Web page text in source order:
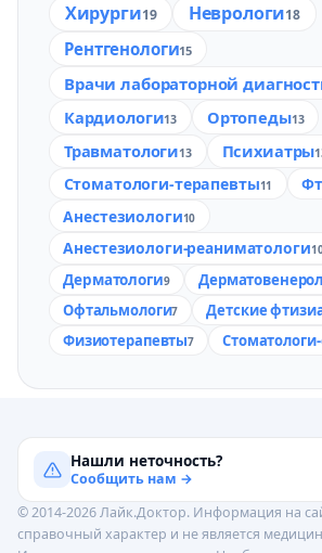
Хирурги19 Неврологи18
Рентгенологи15
Врачи лабораторной
Кардиологи13 Ортопеды13
Травматологи13 Психиатры
Стоматологи-терапевты11
Анестезиологи10
Анестезиологи-реаниматологи
Дерматологи9
Офтальмологи7 Детские
Физиотерапевты7
Нашли неточность?
Сообщить нам →
© 2014-2026 Лайк.Доктор. Информация на
справочный характер и не является